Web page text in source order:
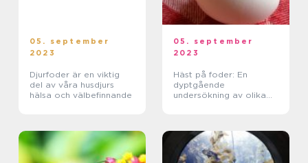
05. september
2023
Djurfoder är en viktig
del av våra husdjurs
hälsa och välbefinnande
05. september
2023
Häst på foder: En
dyptgående
undersökning av olika